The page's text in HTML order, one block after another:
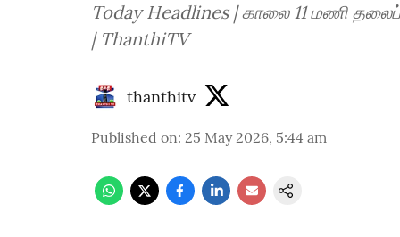
Today Headlines | காலை 11 மணி தலைப்புச்
| ThanthiTV
thanthitv
Published on: 25 May 2026, 5:44 am